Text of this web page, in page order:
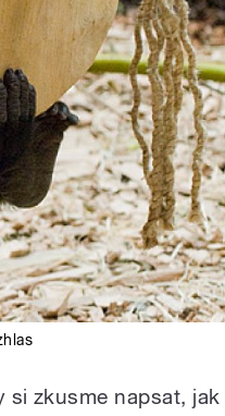
si zkusme napsat, jak